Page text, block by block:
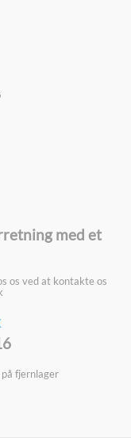
med et
os ved at kontakte os
fjernlager